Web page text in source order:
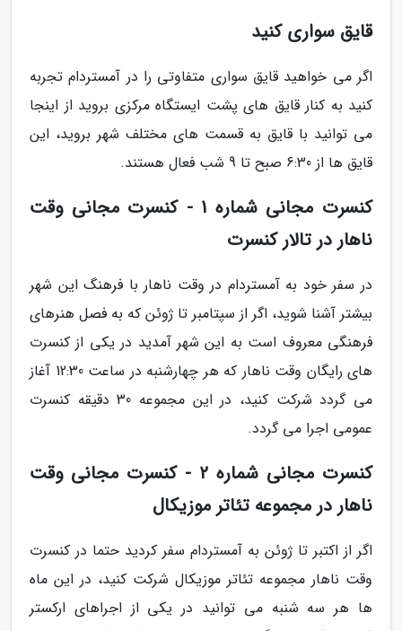
قایق سواری کنید
اگر می خواهید قایق سواری متفاوتی را در آمستردام تجربه
کنید به کنار قایق های پشت ایستگاه مرکزی بروید از اینجا
می توانید با قایق به قسمت های مختلف شهر بروید، این
قایق ها از 6:30 صبح تا 9 شب فعال هستند.
کنسرت مجانی شماره 1 - کنسرت مجانی وقت
ناهار در تالار کنسرت
در سفر خود به آمستردام در وقت ناهار با فرهنگ این شهر
بیشتر آشنا شوید، اگر از سپتامبر تا ژوئن که به فصل هنرهای
فرهنگی معروف است به این شهر آمدید در یکی از کنسرت
های رایگان وقت ناهار که هر چهارشنبه در ساعت 12:30 آغاز
می گردد شرکت کنید، در این مجموعه 30 دقیقه کنسرت
عمومی اجرا می گردد.
کنسرت مجانی شماره 2 - کنسرت مجانی وقت
ناهار در مجموعه تئاتر موزیکال
اگر از اکتبر تا ژوئن به آمستردام سفر کردید حتما در کنسرت
وقت ناهار مجموعه تئاتر موزیکال شرکت کنید، در این ماه
ها هر سه شنبه می توانید در یکی از اجراهای ارکستر